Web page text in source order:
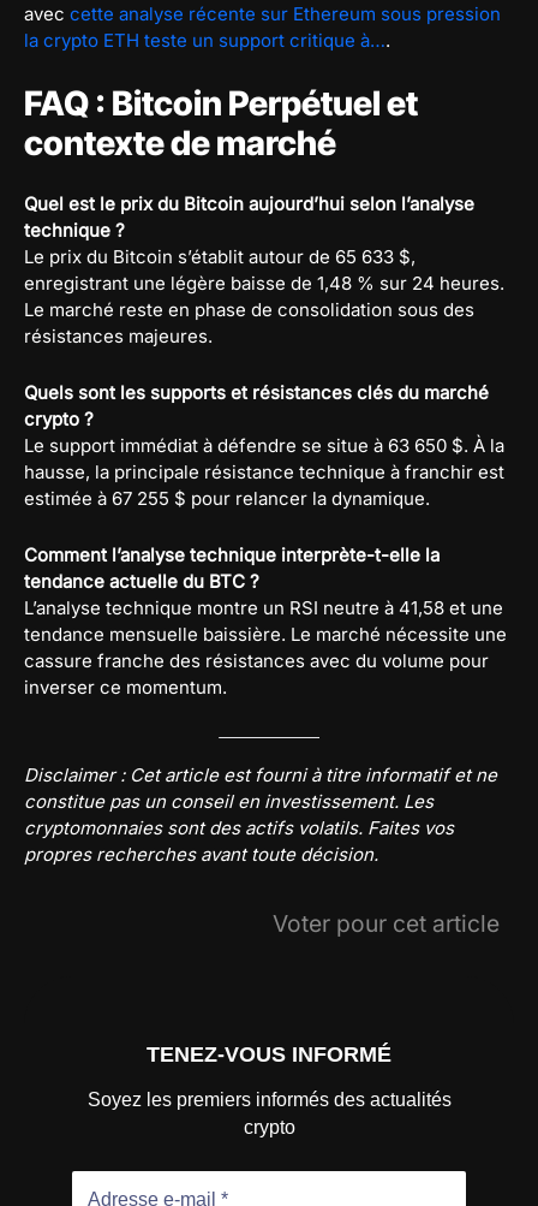
avec cette analyse récente sur Ethereum sous pression
la crypto ETH teste un support critique à….
FAQ : Bitcoin Perpétuel et
contexte de marché
Quel est le prix du Bitcoin aujourd’hui selon l’analyse
technique ?
Le prix du Bitcoin s’établit autour de 65 633 $,
enregistrant une légère baisse de 1,48 % sur 24 heures.
Le marché reste en phase de consolidation sous des
résistances majeures.
Quels sont les supports et résistances clés du marché
crypto ?
Le support immédiat à défendre se situe à 63 650 $. À la
hausse, la principale résistance technique à franchir est
estimée à 67 255 $ pour relancer la dynamique.
Comment l’analyse technique interprète-t-elle la
tendance actuelle du BTC ?
L’analyse technique montre un RSI neutre à 41,58 et une
tendance mensuelle baissière. Le marché nécessite une
cassure franche des résistances avec du volume pour
inverser ce momentum.
Disclaimer : Cet article est fourni à titre informatif et ne
constitue pas un conseil en investissement. Les
cryptomonnaies sont des actifs volatils. Faites vos
propres recherches avant toute décision.
Voter pour cet article
TENEZ-VOUS INFORMÉ
Soyez les premiers informés des actualités
crypto